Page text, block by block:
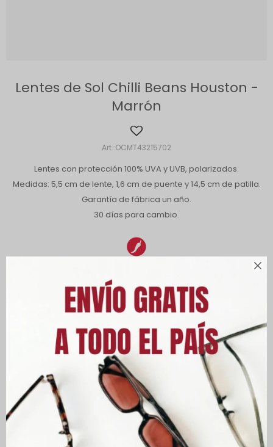

Lentes de Sol Chilli Beans Houston -
Marrón
OCMT43215702
Lentes con protección 100% UVA y UVB, polarizados.
Medidas: 5,5 cm de lente, 1,6 cm de puente y 14,5 cm de patilla.
Garantía de fábrica un año.
30 días para cambio.
Este artículo está agotado.
PRODUCTOS QUE TE PUEDEN
INTERESAR